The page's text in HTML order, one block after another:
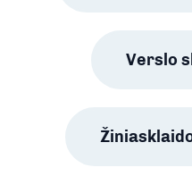
Verslo